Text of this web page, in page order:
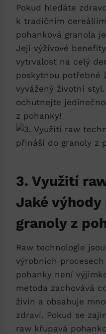
Pokud hledáte
k tradičním
pohanková granola
Její výživové
vytrvalost na celý
poskytnou potřebné
vyvážený životní
ochutnejte
z pohanky!
3. Využití
Jaké
granoly z
Raw technologie
výrobních
pohanky není
metoda zachovává
živin a obsahuje
zdraví. Pokud se
raw křupavá